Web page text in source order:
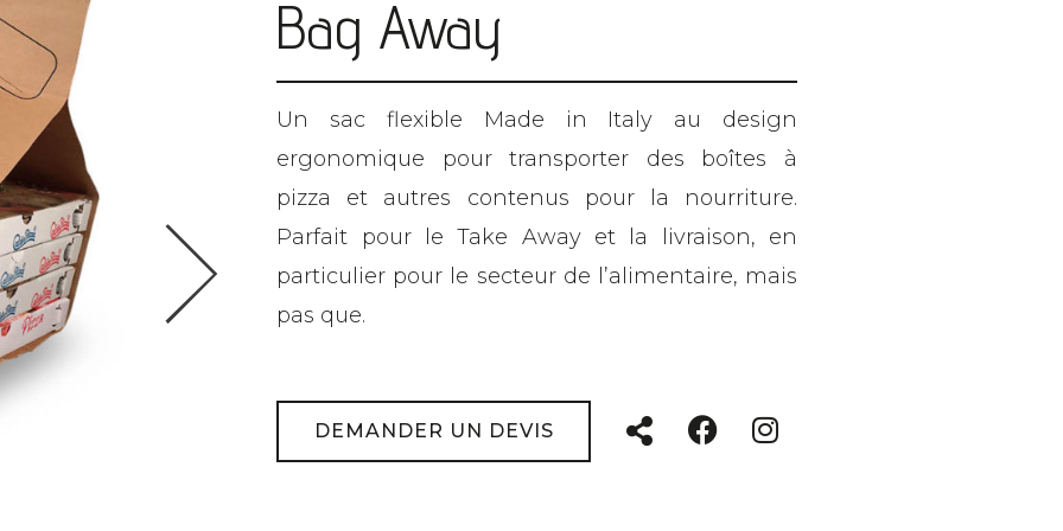
>
Bag Away
Un sac flexible Made in Italy au design
ergonomique pour transporter des boîtes à
pizza et autres contenus pour la nourriture.
Parfait pour le Take Away et la livraison, en
particulier pour le secteur de l’alimentaire, mais
pas que.
DEMANDER UN DEVIS